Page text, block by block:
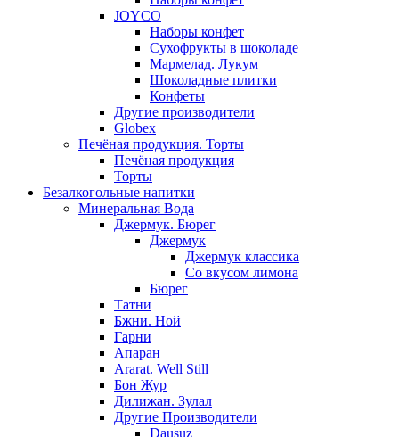
JOYCO
Наборы конфет
Сухофрукты в шоколаде
Мармелад. Лукум
Шоколадные плитки
Конфеты
Другие производители
Globex
Печёная продукция. Торты
Печёная продукция
Торты
Безалкогольные напитки
Минеральная Вода
Джермук. Бюрег
Джермук
Джермук классика
Со вкусом лимона
Бюрег
Татни
Бжни. Ной
Гарни
Апаран
Ararat. Well Still
Бон Жур
Дилижан. Зулал
Другие Производители
Dausuz